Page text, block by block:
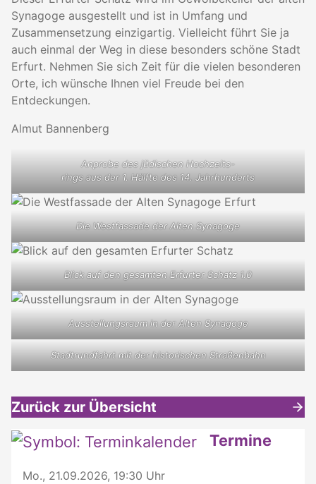
Synagoge ausgestellt und ist in Umfang und
Zusammensetzung einzigartig. Vielleicht führt Sie ja
auch einmal der Weg in diese besonders schöne Stadt
Erfurt. Nehmen Sie sich Zeit für die vielen besonderen
Orte, ich wünsche Ihnen viel Freude bei den
Entdeckungen.
Almut Bannenberg
Anprobe des jüdischen Hochzeits-
rings aus der 1. Hälfte des 14. Jahrhunderts
Die Westfassade der Alten Synagoge
Blick auf den gesamten Erfurter Schatz 1.0
Ausstellungsraum in der Alten Synagoge
Stadtrundfahrt mit der historischen Straßenbahn
Zurück zur Übersicht
Weitere interessante Inhalte Termine
Mo., 21.09.2026, 19:30 Uhr